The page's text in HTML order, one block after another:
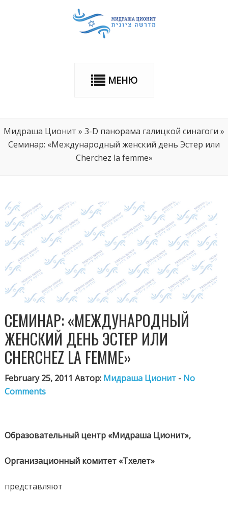
МЕНЮ
Мидраша Ционит » 3-D панорама галицкой синагоги »
Семинар: «Международный женский день Эстер или
Cherchez la femme»
СЕМИНАР: «МЕЖДУНАРОДНЫЙ
ЖЕНСКИЙ ДЕНЬ ЭСТЕР ИЛИ
CHERCHEZ LA FEMME»
February 25, 2011 Автор: Мидраша Ционит - No
Comments
Образовательный центр «Мидраша Ционит»,
Организационный комитет «Тхелет»
представляют